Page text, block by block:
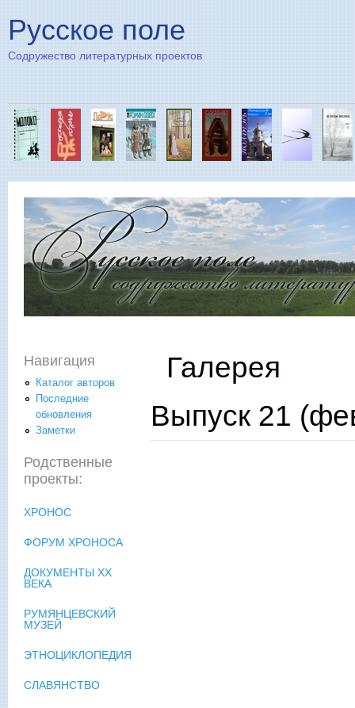
Русское поле
Содружество литературных проектов
Галерея
Выпуск 21
Навигация
Каталог авторов
Последние
обновления
Заметки
Родственные
проекты:
ХРОНОС
ФОРУМ ХРОНОСА
ДОКУМЕНТЫ XX
ВЕКА
РУМЯНЦЕВСКИЙ
МУЗЕЙ
ЭТНОЦИКЛОПЕДИЯ
СЛАВЯНСТВО